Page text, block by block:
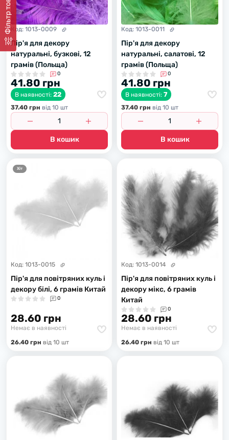
Код: 1013-0009
Пір'я для декору
натуральні, бузкові, 12
грамів (Польща)
0
41.80 грн
В наявності: 22
37.40 грн вiд 10 шт
В кошик
Код: 1013-0011
Пір'я для декору
натуральні, салатові, 12
грамів (Польща)
0
41.80 грн
В наявності: 7
37.40 грн вiд 10 шт
В кошик
Хiт
Код: 1013-0015
Пір'я для повітряних куль і
декору білі, 6 грамів Китай
0
28.60 грн
Немає в наявності
26.40 грн вiд 10 шт
Код: 1013-0014
Пір'я для повітряних куль і
декору мікс, 6 грамів
Китай
0
28.60 грн
Немає в наявності
26.40 грн вiд 10 шт